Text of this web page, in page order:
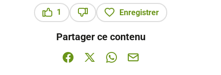
1
Enregistrer
Partager ce contenu
Partager sur Facebook (nouvelle fenêtre)
Partager sur X / Twitter (nouvelle
Partager sur WhatsApp
Partager par mail